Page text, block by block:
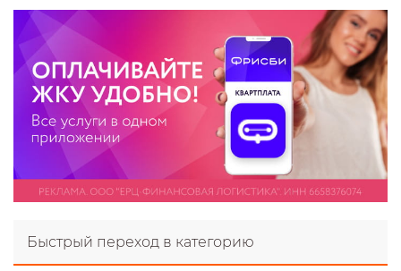
Быстрый переход в категорию